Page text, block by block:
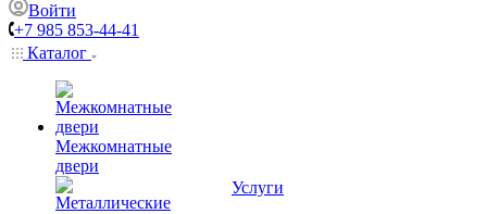
Войти
+7 985 853-44-41
Каталог
Межкомнатные
двери
Услуги